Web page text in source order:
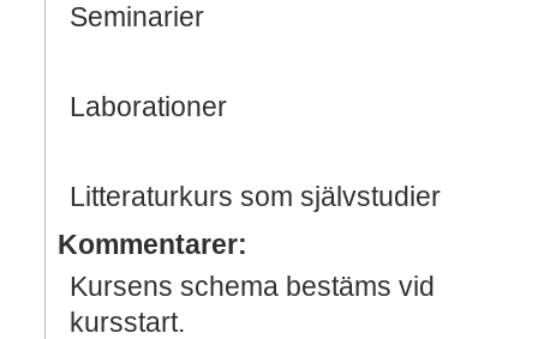
Seminarier
Laborationer
Litteraturkurs som självstudier
Kommentarer:
Kursens schema bestäms vid
kursstart.